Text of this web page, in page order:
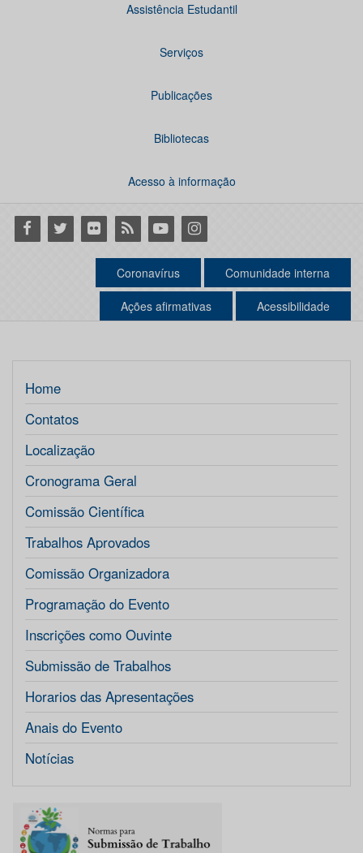
Assistência Estudantil
Serviços
Publicações
Bibliotecas
Acesso à informação
Facebook
Twitter Flickr RSS YoutubeInstagram
Coronavírus Comunidade interna
Ações afirmativas Acessibilidade
Home
Contatos
Localização
Cronograma Geral
Comissão Científica
Trabalhos Aprovados
Comissão Organizadora
Programação do Evento
Inscrições como Ouvinte
Submissão de Trabalhos
Horarios das Apresentações
Anais do Evento
Notícias